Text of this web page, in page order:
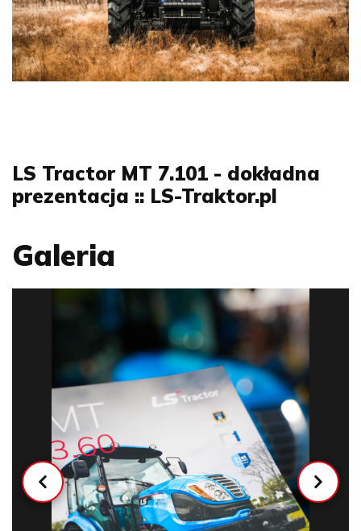
LS Tractor MT 7.101 - dokładna
prezentacja :: LS-Traktor.pl
Galeria